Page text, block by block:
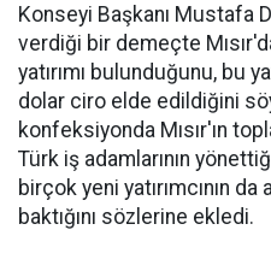
Konseyi Başkanı Mustafa
verdiği bir demeçte
yatırımı bulunduğunu, bu
dolar ciro elde edildiğini
konfeksiyonda Mısır'ın
Türk iş adamlarının
birçok yeni yatırımcının da
baktığını sözlerine ekledi.